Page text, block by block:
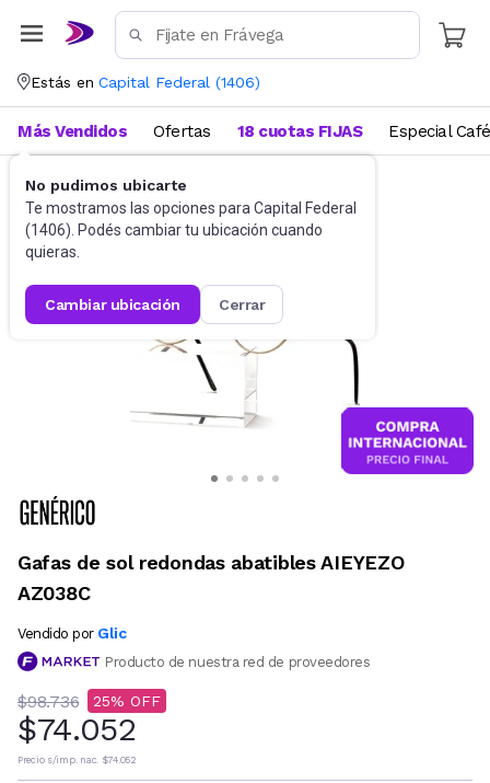
Estás en Capital Federal (1406)
No pudimos ubicarte
Te mostramos las opciones para Capital Federal
(1406). Podés cambiar tu ubicación cuando
quieras.
cambiar ubicación cerrar
Más Vendidos Ofertas 18 cuotas FIJAS Especial Café
Accesorios Anteojos de sol
Gafas de sol redondas abatibles AIEYEZO
AZ038C
Vendido por Glic
Producto de nuestra red de proveedores
$98.736 25
$74.052
Precio s/imp. nac. $74.052